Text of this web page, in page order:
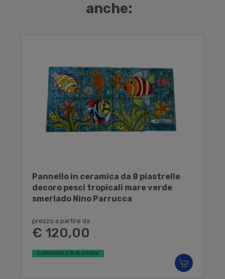
anche:
Pannello in ceramica da 8 piastrelle
decoro pesci tropicali mare verde
smerlado Nino Parrucca
prezzo a partire da
€ 120,00
DISPONIBILE IN 15 GIORNI